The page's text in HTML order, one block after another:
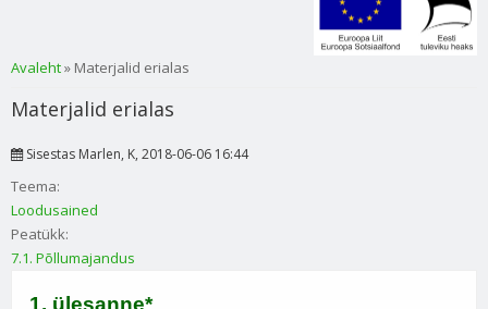
Sa oled siin
Avaleht» Materjalid erialas
Materjalid erialas
Sisestas Marlen, K, 2018-06-06 16:44
Teema:
Loodusained
Peatükk:
7.1. Põllumajandus